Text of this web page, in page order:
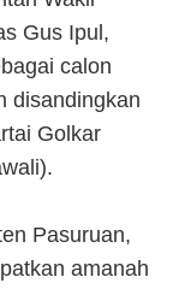
Gus Ipul,
calon
disandingkan
Golkar
Pasuruan,
amanah